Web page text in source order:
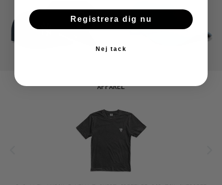
Hoppa över produktgalleriAPPAREL
Registrera dig nu
Nej tack